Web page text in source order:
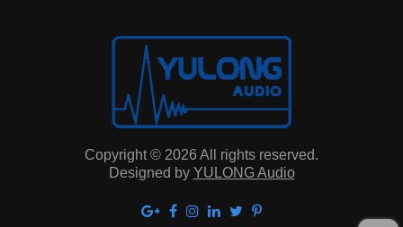
Copyright © 2026 All rights reserved.
Designed by YULONG Audio